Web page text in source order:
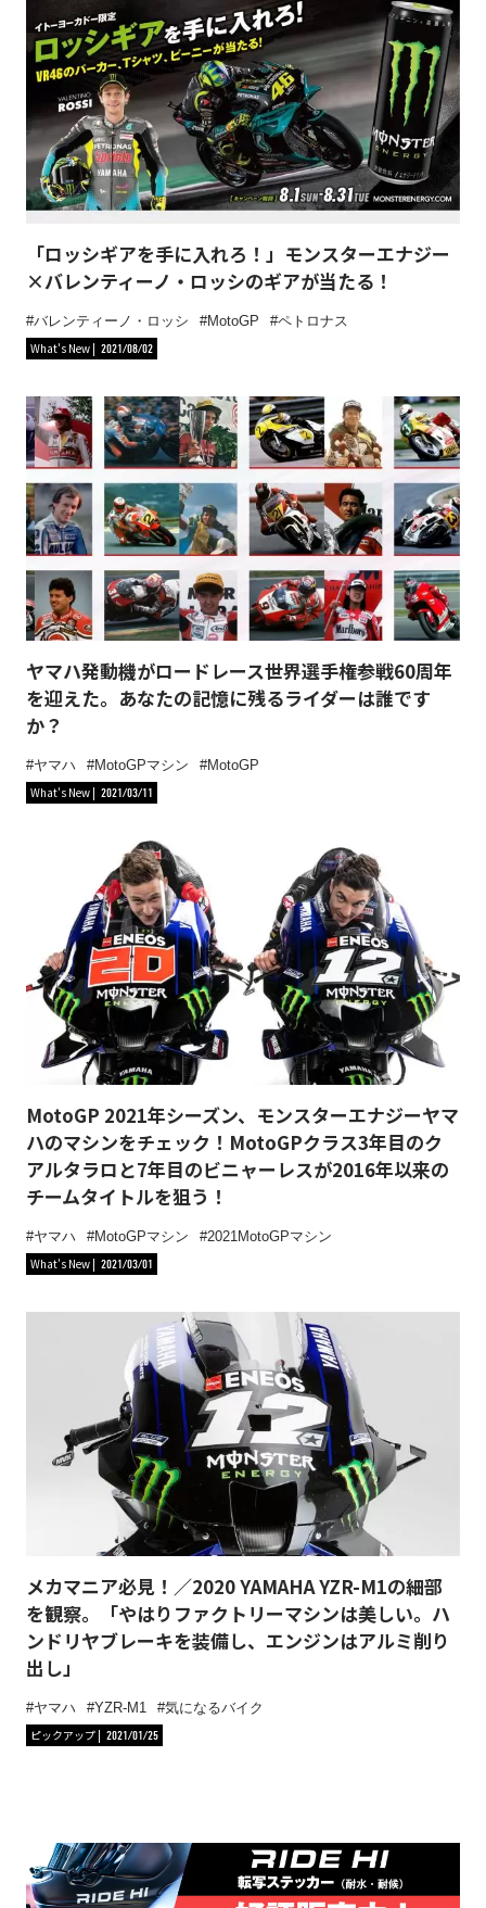
「ロッシギアを手に入れろ！」モンスターエナジー
×バレンティーノ・ロッシのギアが当たる！
バレンティーノ・ロッシ MotoGP
ペトロナス
What's New
2021/08/02
ヤマハ発動機がロードレース世界選手権参戦60周年
を迎えた。あなたの記憶に残るライダーは誰です
か？
ヤマハ MotoGPマシン
MotoGP
What's New
2021/03/11
MotoGP 2021年シーズン、モンスターエナジーヤマ
ハのマシンをチェック！MotoGPクラス3年目のク
アルタラロと7年目のビニャーレスが2016年以来の
チームタイトルを狙う！
ヤマハ MotoGPマシン
2021MotoGPマシン
What's New
2021/03/01
メカマニア必見！／2020 YAMAHA YZR-M1の細部
を観察。「やはりファクトリーマシンは美しい。ハ
ンドリヤブレーキを装備し、エンジンはアルミ削り
出し」
ヤマハ YZR-M1
気になるバイク
ピックアップ
2021/01/25